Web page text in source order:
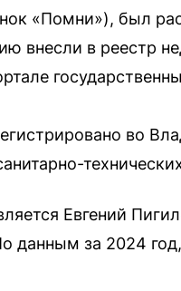
«Помни»), был
внесли в реестр
во
Евгений
данным за 2024